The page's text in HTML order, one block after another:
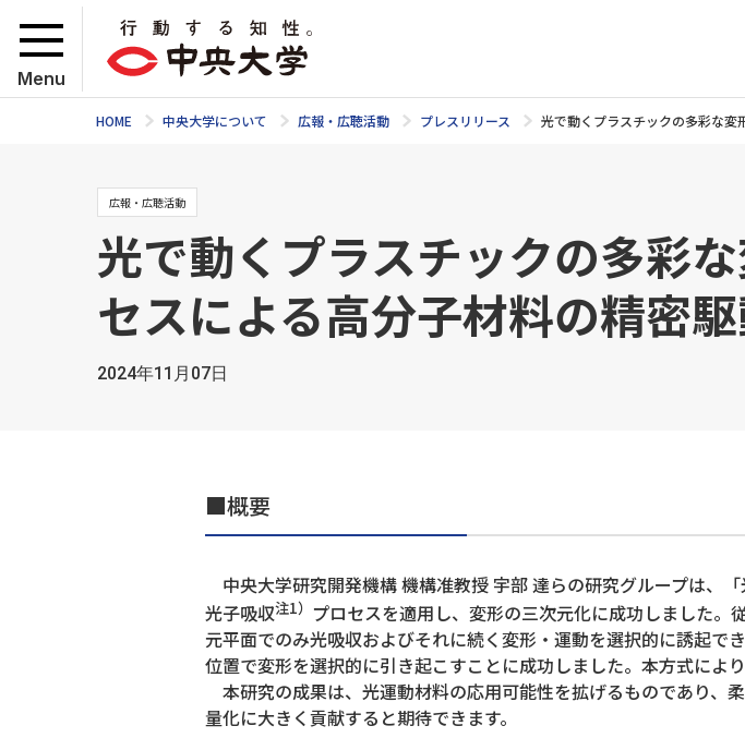
Menu
HOME 中央大学について 広報・広聴活動 プレスリリース 光で動くプラスチックの多彩な変
広報・広聴活動
光で動くプラスチックの多彩
セスによる高分子材料の精密
2024年11月07日
■概要
中央大学研究開発機構 機構准教授 宇部 達らの研究グループは、
光子吸収注1） プロセスを適用し、変形の三次元化に成功しました
元平面でのみ光吸収およびそれに続く変形・運動を選択的に誘起
位置で変形を選択的に引き起こすことに成功しました。本方式によ
本研究の成果は、光運動材料の応用可能性を拡げるものであり、
量化に大きく貢献すると期待できます。